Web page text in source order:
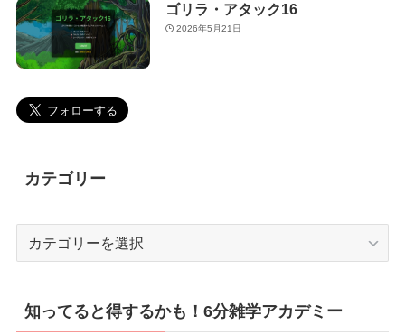
ゴリラ・アタック16
2026年5月21日
カテゴリー
リ
ー
知ってると得するかも！6分雑学アカデミー